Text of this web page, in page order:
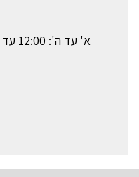
א' עד ה': 12:00 עד 00:00 , סופ"ש: 12:00 עד 01:00